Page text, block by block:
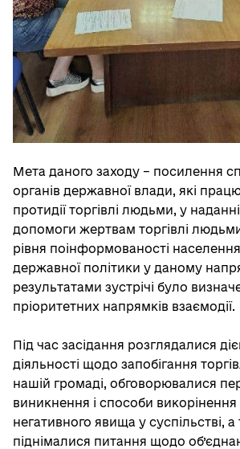
Мета даного заходу – посилення
органів державної влади, які
протидії торгівлі людьми, у
допомоги жертвам торгівлі
рівня поінформованості
державної політики у даному
результатами зустрічі було
пріоритетних напрямків взаємодії.
Під час засідання розглядалися
діяльності щодо запобігання
нашій громаді, обговорювалися
виникнення і способи викорінення
негативного явища у суспільстві,
піднімалися питання щодо